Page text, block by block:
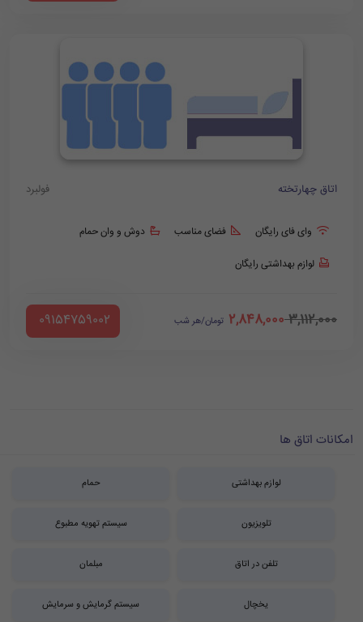
اتاق چهارتخته فولبرد
وای فای رایگان فضای مناسب دوش و وان حمام
لوازم بهداشتی رایگان
3,112,000
2,848,000 تومان/هر شب ‪ 09154759002
امکانات اتاق ها
لوازم بهداشتی حمام
تلویزیون سیستم تهویه مطبوع
تلفن در اتاق مبلمان
یخچال سیستم گرمایش و سرمایش